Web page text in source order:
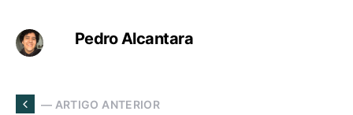
Pedro Alcantara
— ARTIGO ANTERIOR